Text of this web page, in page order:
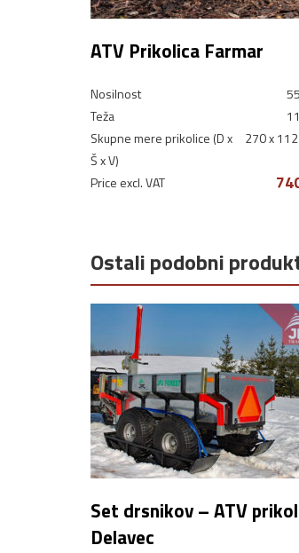
ATV Prikolica Farmar
Nosilnost
Teža
Skupne mere prikolice (D x
Š x V)
270 x
Price excl. VAT
Ostali podobni
Set drsnikov – ATV
Delavec